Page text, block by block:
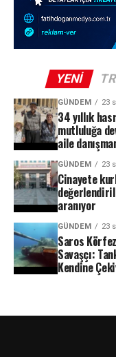
YENI
GÜNDEM 23
34 yıllık
mutluluğa
aile
GÜNDEM 23
Cinayete
aranıyor
GÜNDEM 23
Saros
Savaşçı:
Kendine